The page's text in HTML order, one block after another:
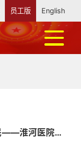
员工版 English
“医心”向党 热血为民——淮河医院组织住培学员参加义务献血活动